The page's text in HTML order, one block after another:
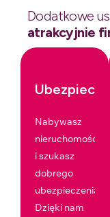
Dodatkowe
atrakcyjnie
Nabywasz
nieruchomość
i szukasz
dobrego
ubezpieczenia?
Dzięki nam